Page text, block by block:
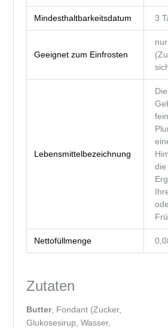
Mindesthaltbarkeitsdatum 3
Geeignet zum Einfrosten
Lebensmittelbezeichnung
die
Nettofüllmenge
Zutaten
Butter, Fondant (Zucker,
Glukosesirup, Wasser,